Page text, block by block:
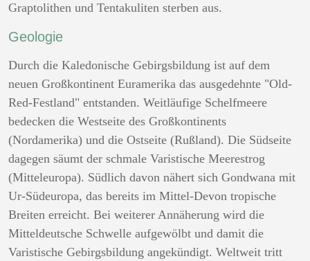
Graptolithen und Tentakuliten sterben aus.
Geologie
Durch die Kaledonische Gebirgsbildung ist auf dem
neuen Großkontinent Euramerika das ausgedehnte "Old-
Red-Festland" entstanden. Weitläufige Schelfmeere
bedecken die Westseite des Großkontinents
(Nordamerika) und die Ostseite (Rußland). Die Südseite
dagegen säumt der schmale Varistische Meerestrog
(Mitteleuropa). Südlich davon nähert sich Gondwana mit
Ur-Südeuropa, das bereits im Mittel-Devon tropische
Breiten erreicht. Bei weiterer Annäherung wird die
Mitteldeutsche Schwelle aufgewölbt und damit die
Varistische Gebirgsbildung angekündigt. Weltweit tritt